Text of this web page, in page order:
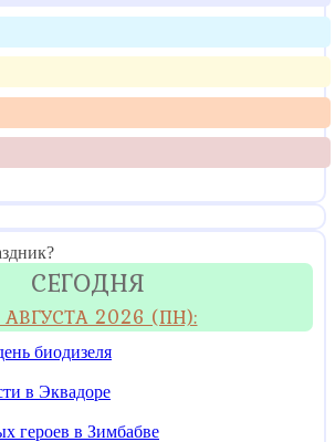
СЕГОДНЯ
АВГУСТА 2026 (ПН):
биодизеля
в Эквадоре
героев в Зимбабве